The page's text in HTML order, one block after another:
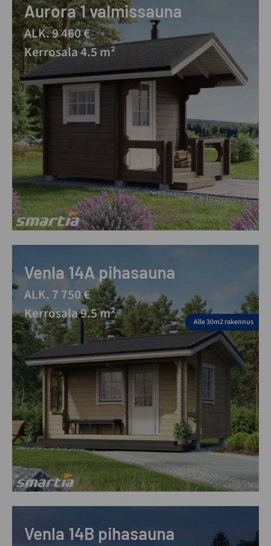
Aurora 1 valmissauna
ALK. 9 460 €
Kerrosala 4.5 m²
Venla 14A pihasauna
ALK. 7 750 €
Kerrosala 9.5 m²
Alle 30m2 rakennus
Venla 14B pihasauna